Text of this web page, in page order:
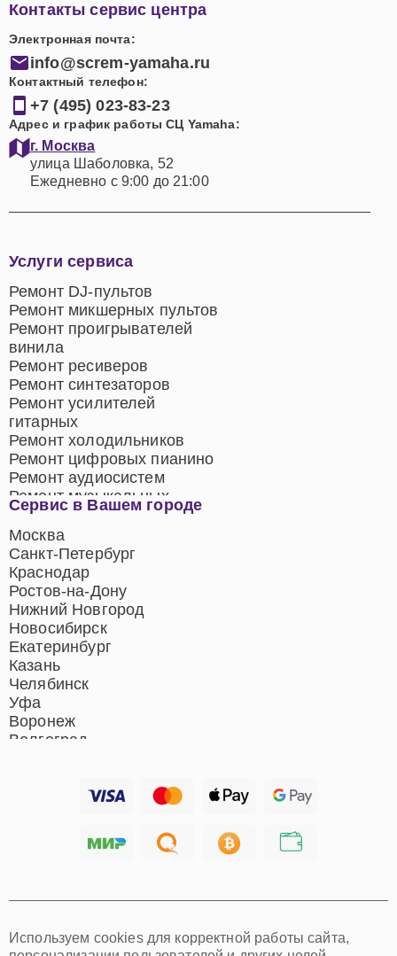
Контакты сервис центра
Электронная почта:
info@screm-yamaha.ru
Контактный телефон:
+7 (495) 023-83-23
Адрес и график работы СЦ Yamaha:
г. Москва
улица Шаболовка, 52
Ежедневно с 9:00 до 21:00
Сервис в Вашем городе
Москва
Санкт-Петербург
Краснодар
Ростов-на-Дону
Нижний Новгород
Новосибирск
Екатеринбург
Казань
Челябинск
Уфа
Воронеж
Волгоград
Хабаровск
Омск
Услуги сервиса
Ремонт DJ-пультов
Ремонт микшерных пультов
Ремонт проигрывателей
винила
Ремонт ресиверов
Ремонт синтезаторов
Ремонт усилителей
гитарных
Ремонт холодильников
Ремонт цифровых пианино
Ремонт аудиосистем
Ремонт музыкальных
центров
Ремонт домашних
кинотеатров
Ремонт микрофонов
Ремонт акустических
систем
Используем cookies для корректной работы сайта,